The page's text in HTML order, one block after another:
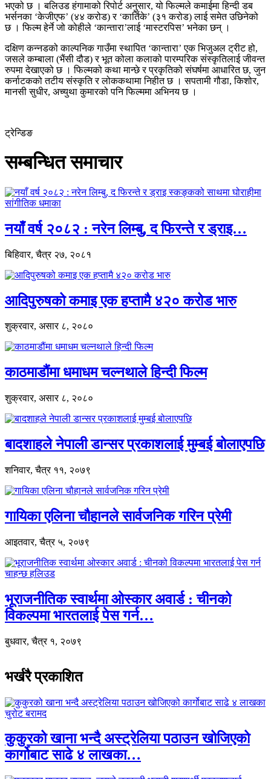
भएको छ । बलिउड हंगामाको रिपोर्ट अनुसार, यो फिल्मले कमाईमा हिन्दी डब
भर्सनका ‘केजीएफ’ (४४ करोड) र ‘कार्तिके’ (३१ करोड) लाई समेत उछिनेको
छ । फिल्म हेर्ने जो कोहीले ‘कान्तारा’लाई ‘मास्टरपिस’ भनेका छन् ।
दक्षिण कन्नडको काल्पनिक गाउँमा स्थापित ‘कान्तारा’ एक भिजुअल ट्रीट हो,
जसले कम्बाला (भैंसी दौड) र भूत कोला कलाको पारम्परिक संस्कृतिलाई जीवन्त
रुपमा देखाएको छ । फिल्मको कथा मान्छे र प्रकृतिको संघर्षमा आधारित छ, जुन
कर्नाटकको तटीय संस्कृति र लोककथामा निहीत छ । सपतामी गौडा, किशोर,
मानसी सुधीर, अच्युथा कुमारको पनि फिल्ममा अभिनय छ ।
ट्रेन्डिङ
सम्बन्धित समाचार
नयाँ वर्ष २०८२ : नरेन लिम्बु, द फिरन्ते र ड्राइ…
बिहिवार, चैत्र २७, २०८१
आदिपुरुषको कमाइ एक हप्तामै ४२० करोड भारु
शुक्रवार, असार ८, २०८०
काठमाडौंमा धमाधम चल्नथाले हिन्दी फिल्म
शुक्रवार, असार ८, २०८०
बादशाहले नेपाली डान्सर प्रकाशलाई मुम्बई बोलाएपछि
शनिवार, चैत्र ११, २०७९
गायिका एलिना चौहानले सार्वजनिक गरिन प्रेमी
आइतवार, चैत्र ५, २०७९
भूराजनीतिक स्वार्थमा ओस्कार अवार्ड : चीनको
विकल्पमा भारतलाई पेस गर्न…
बुधवार, चैत्र १, २०७९
भर्खरै प्रकाशित
कुकुरको खाना भन्दै अस्ट्रेलिया पठाउन खोजिएको
कार्गोबाट साढे ४ लाखका…